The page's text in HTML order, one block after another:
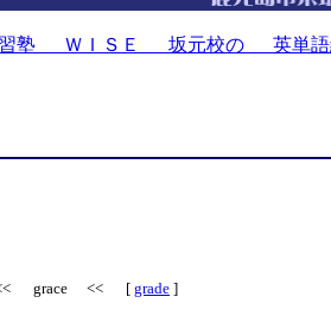
塾 ＷＩＳＥ 坂元校の 英単語
grace << [ grade ]